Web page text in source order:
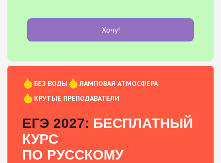
Хочу!
БЕЗ ВОДЫ
ЛАМПОВАЯ АТМОСФЕРА
КРУТЫЕ ПРЕПОДАВАТЕЛИ
ЕГЭ 2027: БЕСПЛАТНЫЙ
КУРС
ПО РУССКОМУ